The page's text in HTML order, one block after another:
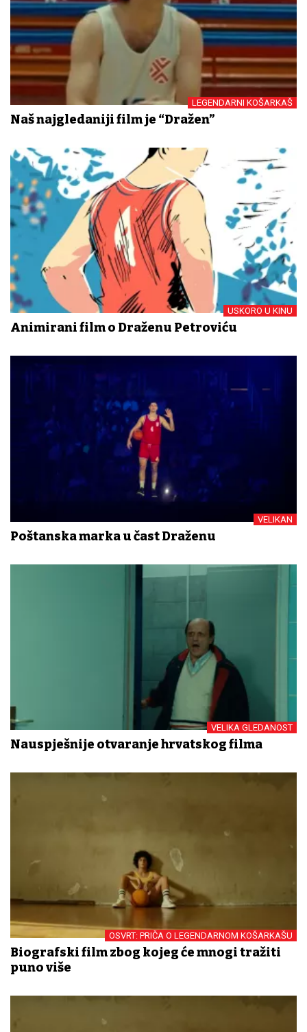
LEGENDARNI KOŠARKAŠ
Naš najgledaniji film je “Dražen”
USKORO U KINU
Animirani film o Draženu Petroviću
VELIKAN
Poštanska marka u čast Draženu
VELIKA GLEDANOST
Nauspješnije otvaranje hrvatskog filma
OSVRT: PRIČA O LEGENDARNOM KOŠARKAŠU
Biografski film zbog kojeg će mnogi tražiti
puno više